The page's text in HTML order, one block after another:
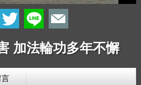
加法輪功多年不懈
言